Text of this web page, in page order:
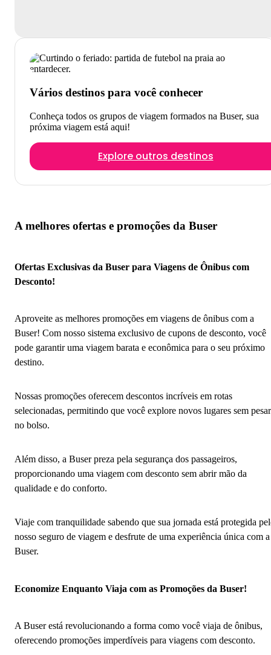
Vários destinos para você conhecer
Conheça todos os grupos de viagem formados na Buser, sua
próxima viagem está aqui!
Explore outros destinos
A melhores ofertas e promoções da Buser
Ofertas Exclusivas da Buser para Viagens de Ônibus com
Desconto!
Aproveite as melhores promoções em viagens de ônibus com a
Buser! Com nosso sistema exclusivo de cupons de desconto, você
pode garantir uma viagem barata e econômica para o seu próximo
destino.
Nossas promoções oferecem descontos incríveis em rotas
selecionadas, permitindo que você explore novos lugares sem pesar
no bolso.
Além disso, a Buser preza pela segurança dos passageiros,
proporcionando uma viagem com desconto sem abrir mão da
qualidade e do conforto.
Viaje com tranquilidade sabendo que sua jornada está protegida
nosso seguro de viagem e desfrute de uma experiência única com a
Buser.
Economize Enquanto Viaja com as Promoções da Buser!
A Buser está revolucionando a forma como você viaja de ônibus,
oferecendo promoções imperdíveis para viagens com desconto.